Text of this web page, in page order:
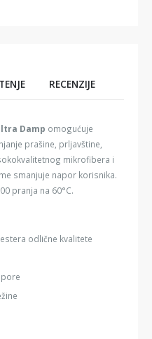
RECENZIJE
Damp omogućuje
prašine, prljavštine,
mikrofibera i
smanjuje napor korisnika.
pranja na 60°C.
odlične kvalitete